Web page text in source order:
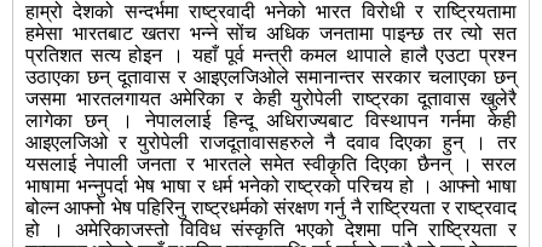
हाम्रो देशको सन्दर्भमा राष्ट्रवादी भनेको भारत विरोधी र राष्ट्रियतामा
हमेसा भारतबाट खतरा भन्ने सोंच अधिक जनतामा पाइन्छ तर त्यो सत
प्रतिशत सत्य होइन । यहाँ पूर्व मन्त्री कमल थापाले हालै एउटा प्रश्न
उठाएका छन् दूतावास र आइएलजिओले समानान्तर सरकार चलाएका छन्
जसमा भारतलगायत अमेरिका र केही युरोपेली राष्ट्रका दूतावास खुलेरै
लागेका छन् । नेपाललाई हिन्दू अधिराज्यबाट विस्थापन गर्नमा केही
आइएलजिओ र युरोपेली राजदूतावासहरुले नै दवाव दिएका हुन् । तर
यसलाई नेपाली जनता र भारतले समेत स्वीकृति दिएका छैनन् । सरल
भाषामा भन्नुपर्दा भेष भाषा र धर्म भनेको राष्ट्रको परिचय हो । आफ्नो भाषा
बोल्न आफ्नो भेष पहिरिनु राष्ट्रधर्मको संरक्षण गर्नु नै राष्ट्रियता र राष्ट्रवाद
हो । अमेरिकाजस्तो विविध संस्कृति भएको देशमा पनि राष्ट्रियता र